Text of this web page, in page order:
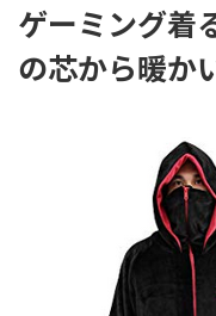
ゲーミング
の芯から暖か